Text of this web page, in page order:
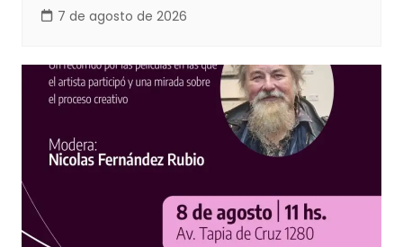
7 de agosto de 2026